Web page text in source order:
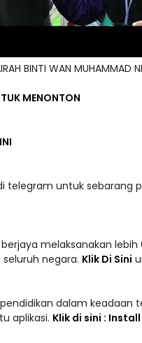
BINTI WAN MUHAMMAD
MENONTON
telegram untuk sebarang
melaksanakan
negara. Klik Di Sini
dalam keadaan
aplikasi. Klik di sini :